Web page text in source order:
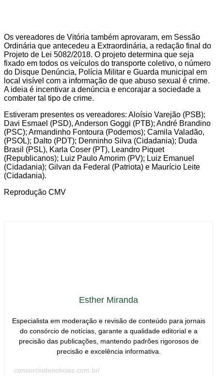
Os vereadores de Vitória também aprovaram, em Sessão
Ordinária que antecedeu a Extraordinária, a redação final do
Projeto de Lei 5082/2018. O projeto determina que seja
fixado em todos os veículos do transporte coletivo, o número
do Disque Denúncia, Polícia Militar e Guarda municipal em
local visível com a informação de que abuso sexual é crime.
A ideia é incentivar a denúncia e encorajar a sociedade a
combater tal tipo de crime.
Estiveram presentes os vereadores: Aloísio Varejão (PSB);
Davi Esmael (PSD), Anderson Goggi (PTB); André Brandino
(PSC); Armandinho Fontoura (Podemos); Camila Valadão,
(PSOL); Dalto (PDT); Denninho Silva (Cidadania); Duda
Brasil (PSL), Karla Coser (PT), Leandro Piquet
(Republicanos); Luiz Paulo Amorim (PV); Luiz Emanuel
(Cidadania); Gilvan da Federal (Patriota) e Maurício Leite
(Cidadania).
Reprodução CMV
Esther Miranda
Especialista em moderação e revisão de conteúdo para jornais
do consórcio de notícias, garante a qualidade editorial e a
precisão das publicações, mantendo padrões rigorosos de
precisão e excelência informativa.
consorciodenoticias.com.br/